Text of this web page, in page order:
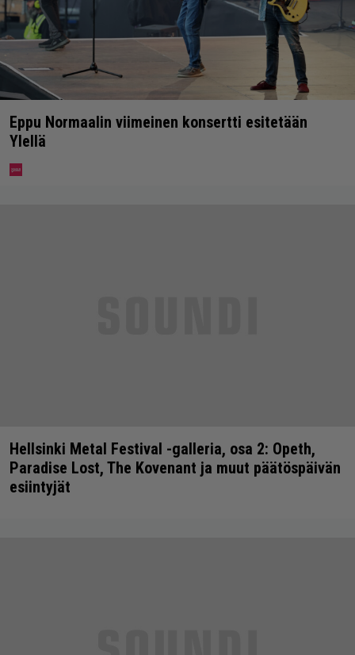
Eppu Normaalin viimeinen konsertti esitetään
Ylellä
Hellsinki Metal Festival -galleria, osa 2: Opeth,
Paradise Lost, The Kovenant ja muut päätöspäivän
esiintyjät